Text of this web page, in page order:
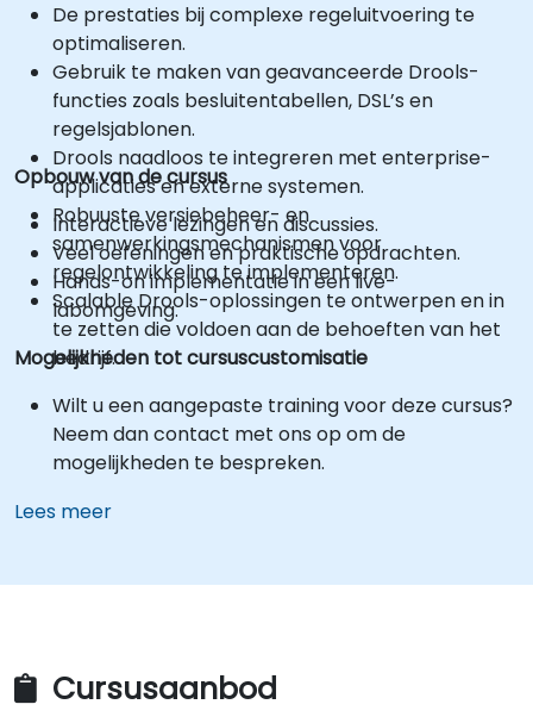
De prestaties bij complexe regeluitvoering te
optimaliseren.
Gebruik te maken van geavanceerde Drools-
functies zoals besluitentabellen, DSL’s en
regelsjablonen.
Drools naadloos te integreren met enterprise-
applicaties en externe systemen.
Robuuste versiebeheer- en
samenwerkingsmechanismen voor
regelontwikkeling te implementeren.
Scalable Drools-oplossingen te ontwerpen en in
te zetten die voldoen aan de behoeften van het
bedrijf.
Opbouw van de cursus
Interactieve lezingen en discussies.
Veel oefeningen en praktische opdrachten.
Hands-on implementatie in een live-
labomgeving.
Mogelijkheden tot cursuscustomisatie
Wilt u een aangepaste training voor deze cursus?
Neem dan contact met ons op om de
mogelijkheden te bespreken.
Lees meer
Cursusaanbod